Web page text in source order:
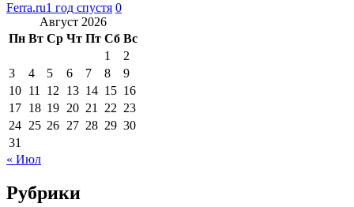
Ferra.ru1 год спустя 0
Август 2026
Пн Вт Ср Чт Пт Сб Вс
1
2
3
4 5 6 7 8
9
10 11 12 13 14 15 16
17 18 19 20 21 22 23
24 25 26 27 28 29 30
31
« Июл
Рубрики